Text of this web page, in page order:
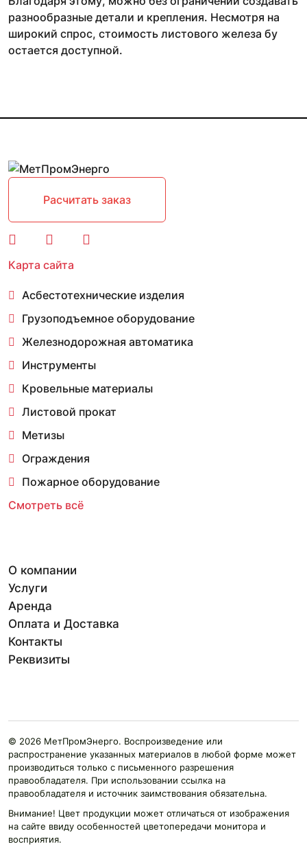
разнообразные детали и крепления. Несмотря на
широкий спрос, стоимость листового железа бу
остается доступной.
Расчитать заказ
Карта сайта
Асбестотехнические изделия
Грузоподъемное оборудование
Железнодорожная автоматика
Инструменты
Кровельные материалы
Листовой прокат
Метизы
Ограждения
Пожарное оборудование
Смотреть всё
О компании
Услуги
Аренда
Оплата и Доставка
Контакты
Реквизиты
© 2026 МетПромЭнерго. Воспроизведение или
распространение указанных материалов в любой форме может
производиться только с письменного разрешения
правообладателя. При использовании ссылка на
правообладателя и источник заимствования обязательна.
Внимание! Цвет продукции может отличаться от изображения
на сайте ввиду особенностей цветопередачи монитора и
восприятия.